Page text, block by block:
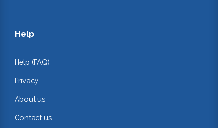
Help
Help (FAQ)
Privacy
About us
Contact us